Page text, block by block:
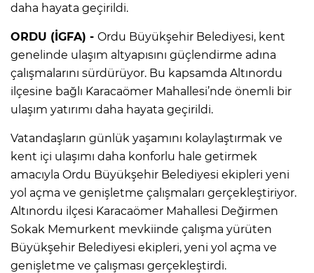
daha hayata geçirildi.
ORDU (İGFA) - Ordu Büyükşehir Belediyesi, kent
genelinde ulaşım altyapısını güçlendirme adına
çalışmalarını sürdürüyor. Bu kapsamda Altınordu
ilçesine bağlı Karacaömer Mahallesi’nde önemli bir
ulaşım yatırımı daha hayata geçirildi.
Vatandaşların günlük yaşamını kolaylaştırmak ve
kent içi ulaşımı daha konforlu hale getirmek
amacıyla Ordu Büyükşehir Belediyesi ekipleri yeni
yol açma ve genişletme çalışmaları gerçekleştiriyor.
Altınordu ilçesi Karacaömer Mahallesi Değirmen
Sokak Memurkent mevkiinde çalışma yürüten
Büyükşehir Belediyesi ekipleri, yeni yol açma ve
genişletme ve çalışması gerçekleştirdi.